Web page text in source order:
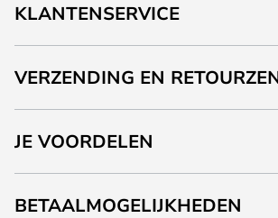
KLANTENSERVICE
VERZENDING EN
JE VOORDELEN
BETAALMOGELIJKHEDEN